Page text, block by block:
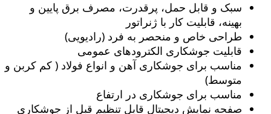
سبک و قابل حمل، پرقدرت، مصرف برق پایین و
بهینه، قابلیت کار با ژنراتور
طراحی خاص و منحصر به فرد (رادیویی)
قابلیت جوشکاری الکترودهای عمومی
مناسب برای جوشکاری آهن و انواع فولاد ( کم کربن و
متوسط)
مناسب برای جوشکاری در ارتفاع
صفحه نمایش دیجیتال قابل تنظیم قبل از جوشکاری